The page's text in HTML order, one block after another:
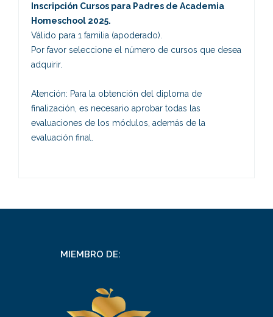
Inscripción Cursos para Padres de Academia
Homeschool 2025.
Válido para 1 familia (apoderado).
Por favor seleccione el número de cursos que desea
adquirir.
Atención: Para la obtención del diploma de
finalización, es necesario aprobar todas las
evaluaciones de los módulos, además de la
evaluación final.
MIEMBRO DE: